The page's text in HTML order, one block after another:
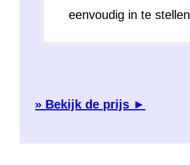
eenvoudig in te stellen
» Bekijk de prijs ►